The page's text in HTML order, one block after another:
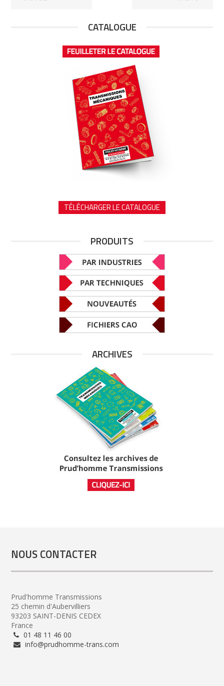
CATALOGUE
TÉLÉCHARGER LE CATALOGUE
PRODUITS
ARCHIVES
NOUS CONTACTER
Prud'homme Transmissions
25 chemin d'Aubervilliers
93203 SAINT-DENIS CEDEX
France
01 48 11 46 00
info@prudhomme-trans.com